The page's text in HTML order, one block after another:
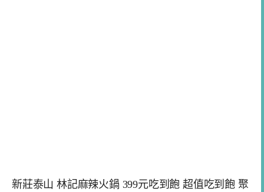
新莊泰山 林記麻辣火鍋 399元吃到飽 超值吃到飽 聚